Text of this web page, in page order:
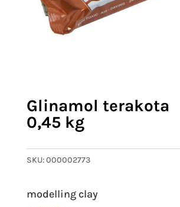
Glinamol terakota
0,45 kg
SKU:000002773
modelling clay